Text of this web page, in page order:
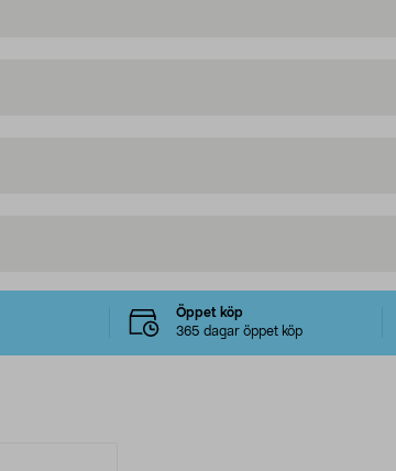
Öppet köp
365 dagar öppet köp